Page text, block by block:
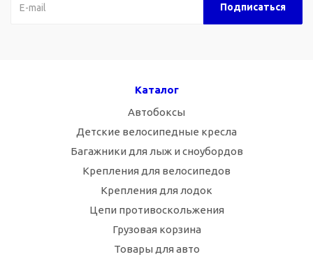
Каталог
Автобоксы
Детские велосипедные кресла
Багажники для лыж и сноубордов
Крепления для велосипедов
Крепления для лодок
Цепи противоскольжения
Грузовая корзина
Товары для авто